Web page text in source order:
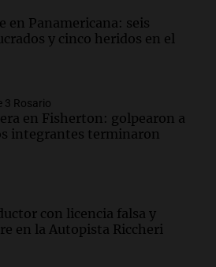
en Panamericana: seis
y cinco heridos en el
3 Rosario
en Fisherton: golpearon a
integrantes terminaron
con licencia falsa y
en la Autopista Riccheri